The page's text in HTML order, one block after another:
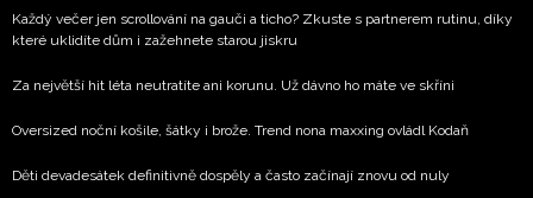
Chcete navíc dostávat i další zajímavé a exkluzivní
informace od našich partnerů? Pokud souhlasíte se
soukromí BurdaMedia Extra s.r.o., zaškrtněte toto pole.
Každý večer jen scrollování na gauči a ticho? Zkuste s partnerem rutinu, díky
které uklidíte dům i zažehnete starou jiskru
Za největší hit léta neutratíte ani korunu. Už dávno ho máte ve skříni
Oversized noční košile, šátky i brože. Trend nona maxxing ovládl Kodaň
Děti devadesátek definitivně dospěly a často začínají znovu od nuly